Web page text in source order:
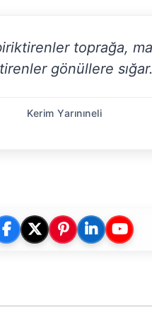
toprağa,
gönüllere
Kerim Yarınıneli